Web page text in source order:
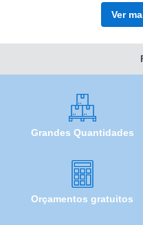
Ver
Grandes Quantidades
Orçamentos gratuitos